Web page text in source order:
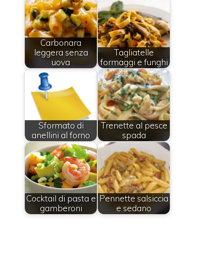
Carbonara
leggera senza
uova
Tagliatelle
formaggi e funghi
Sformato di
anellini al forno
Trenette al pesce
spada
Cocktail di pasta e
gamberoni
Pennette salsiccia
e sedano